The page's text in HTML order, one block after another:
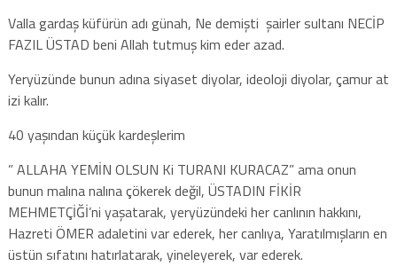
Valla gardaş küfürün adı günah, Ne demişti şairler sultanı NECİP
FAZIL ÜSTAD beni Allah tutmuş kim eder azad.
Yeryüzünde bunun adına siyaset diyolar, ideoloji diyolar, çamur at
izi kalır.
40 yaşından küçük kardeşlerim
” ALLAHA YEMİN OLSUN Ki TURANI KURACAZ” ama onun
bunun malına nalına çökerek değil, ÜSTADIN FİKİR
MEHMETÇİĞİ’ni yaşatarak, yeryüzündeki her canlının hakkını,
Hazreti ÖMER adaletini var ederek, her canlıya, Yaratılmışların en
üstün sıfatını hatırlatarak, yineleyerek, var ederek.